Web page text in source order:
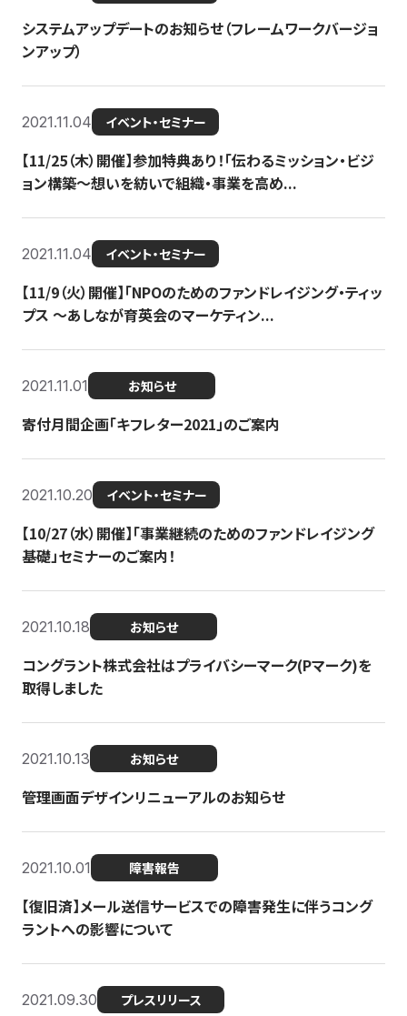
システムアップデートのお知らせ（フレームワークバージョ
ンアップ）
2021.11.04 イベント・セミナー
【11/25（木）開催】参加特典あり！「伝わるミッション・ビジ
ョン構築〜想いを紡いで組織・事業を高め...
2021.11.04 イベント・セミナー
【11/9（火）開催】「NPOのためのファンドレイジング・ティッ
プス 〜あしなが育英会のマーケティン...
2021.11.01 お知らせ
寄付月間企画「キフレター2021」のご案内
2021.10.20 イベント・セミナー
【10/27（水）開催】「事業継続のためのファンドレイジング
基礎」セミナーのご案内！
2021.10.18 お知らせ
コングラント株式会社はプライバシーマーク(Pマーク)を
取得しました
2021.10.13 お知らせ
管理画面デザインリニューアルのお知らせ
2021.10.01 障害報告
【復旧済】メール送信サービスでの障害発生に伴うコング
ラントへの影響について
2021.09.30 プレスリリース